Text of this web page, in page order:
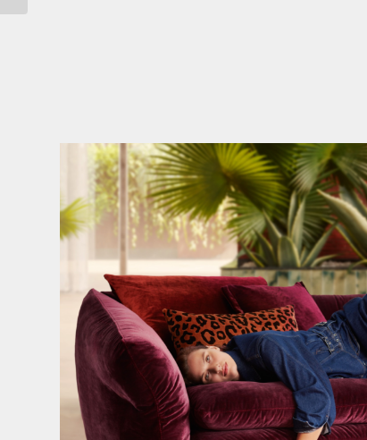
Den Kopf anlehnen. Die Gedanken auf Reisen...
49 0